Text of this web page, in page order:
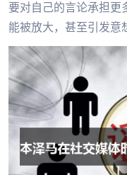
要对自己的言论承担更
能被放大，甚至引发意